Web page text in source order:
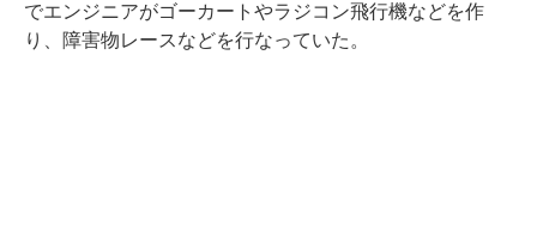
でエンジニアがゴーカートやラジコン飛行機などを作
り、障害物レースなどを行なっていた。